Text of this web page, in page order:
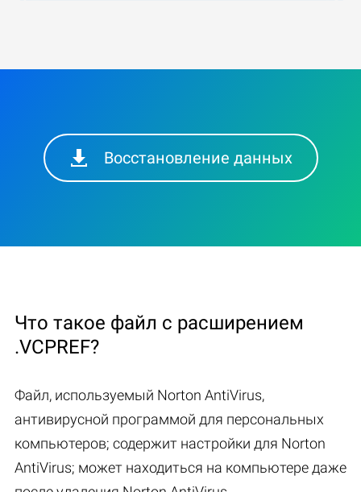
Восстановление данных
Что такое файл с расширением
.VCPREF?
Файл, используемый Norton AntiVirus,
антивирусной программой для персональных
компьютеров; содержит настройки для Norton
AntiVirus; может находиться на компьютере даже